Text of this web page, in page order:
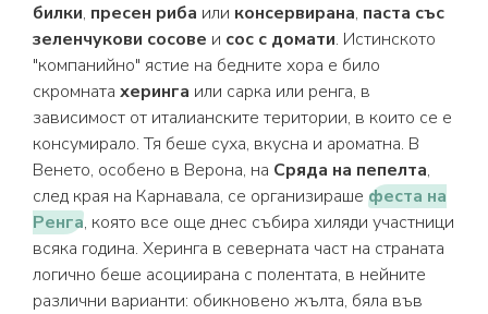
билки, пресен риба или консервирана, паста със
зеленчукови сосове и сос с домати. Истинското
"компанийно" ястие на бедните хора е било
скромната херинга или сарка или ренга, в
зависимост от италианските територии, в които се е
консумирало. Тя беше суха, вкусна и ароматна. В
Венето, особено в Верона, на Сряда на пепелта,
след края на Карнавала, се организираше феста на
Ренга, която все още днес събира хиляди участници
всяка година. Херинга в северната част на страната
логично беше асоциирана с полентата, в нейните
различни варианти: обикновено жълта, бяла във